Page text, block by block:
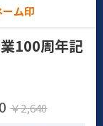
ム印
100周年記
￥2,640